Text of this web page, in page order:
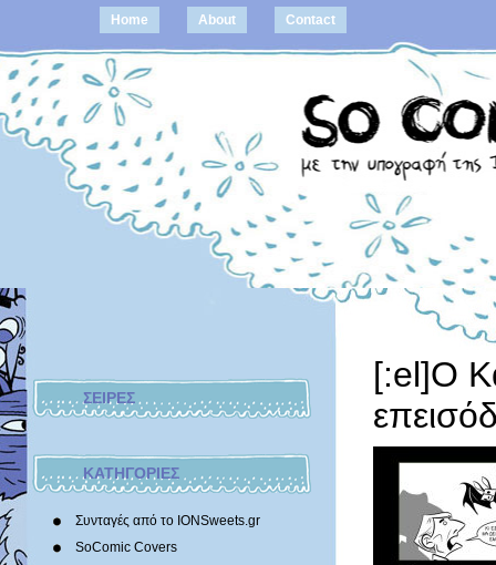
Home About Contact
ΣΕΙΡΕΣ
ΚΑΤΗΓΟΡΙΕΣ
Συνταγές από το IONSweets.gr
SoComic Covers
[:el]Ο